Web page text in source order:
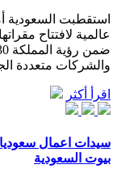
عالمية لافتتاح
والشركات متعددة
اقرأ أكثر
سيدات اعمال
بيوت السعودية